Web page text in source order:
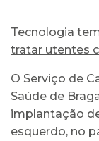
Tecnologia
tratar utentes
O Serviço de
Saúde de
implantação
esquerdo, no